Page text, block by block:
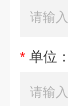
* 单位：